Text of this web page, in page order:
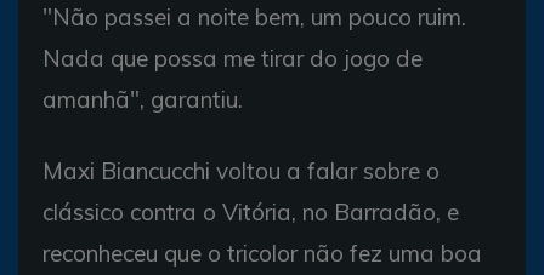
"Não passei a noite bem, um pouco ruim.
Nada que possa me tirar do jogo de
amanhã", garantiu.
Maxi Biancucchi voltou a falar sobre o
clássico contra o Vitória, no Barradão, e
reconheceu que o tricolor não fez uma boa